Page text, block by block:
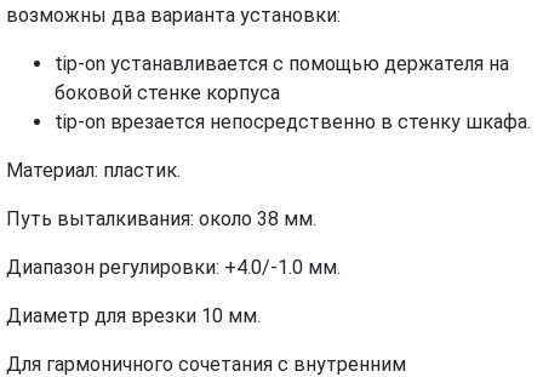
возможны два варианта установки:
tip-on устанавливается с помощью держателя на
боковой стенке корпуса
tip-on врезается непосредственно в стенку шкафа.
Материал: пластик.
Путь выталкивания: около 38 мм.
Диапазон регулировки: +4.0/-1.0 мм.
Диаметр для врезки 10 мм.
Для гармоничного сочетания с внутренним